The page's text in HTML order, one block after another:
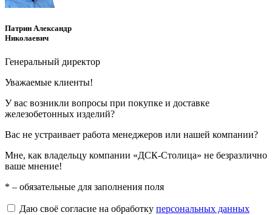
Патрин Александр
Николаевич
Генеральный директор
Уважаемые клиенты!
У вас возникли вопросы при покупке и доставке
железобетонных изделий?
Вас не устраивает работа менеджеров или нашей компании?
Мне, как владельцу компании «ДСК-Столица» не безразлично
ваше мнение!
* – обязательные для заполнения поля
Даю своё согласие на обработку персональных данных